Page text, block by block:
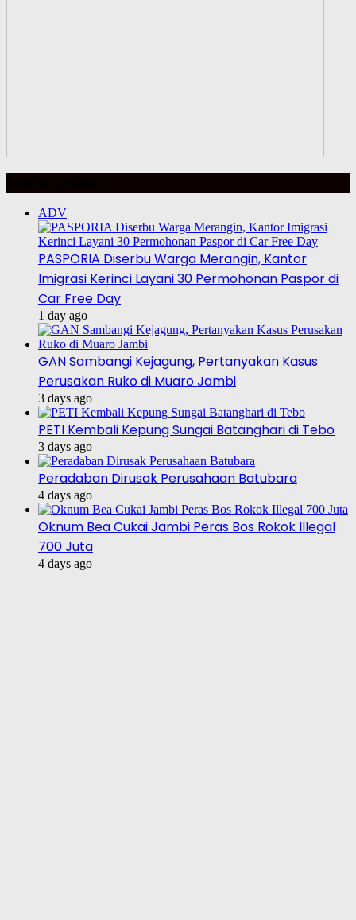
ADV
PASPORIA Diserbu Warga Merangin, Kantor
Imigrasi Kerinci Layani 30 Permohonan Paspor di
Car Free Day
1 day ago
GAN Sambangi Kejagung, Pertanyakan Kasus
Perusakan Ruko di Muaro Jambi
3 days ago
PETI Kembali Kepung Sungai Batanghari di Tebo
3 days ago
Peradaban Dirusak Perusahaan Batubara
4 days ago
Oknum Bea Cukai Jambi Peras Bos Rokok Illegal
700 Juta
4 days ago